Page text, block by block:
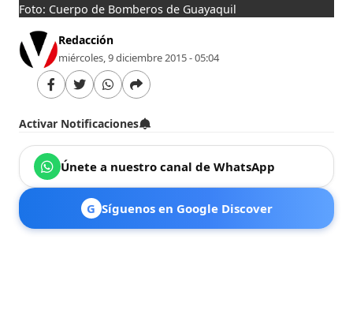
Foto: Cuerpo de Bomberos de Guayaquil
Redacción
miércoles, 9 diciembre 2015 - 05:04
Activar Notificaciones
Únete a nuestro canal de WhatsApp
G Síguenos en Google Discover